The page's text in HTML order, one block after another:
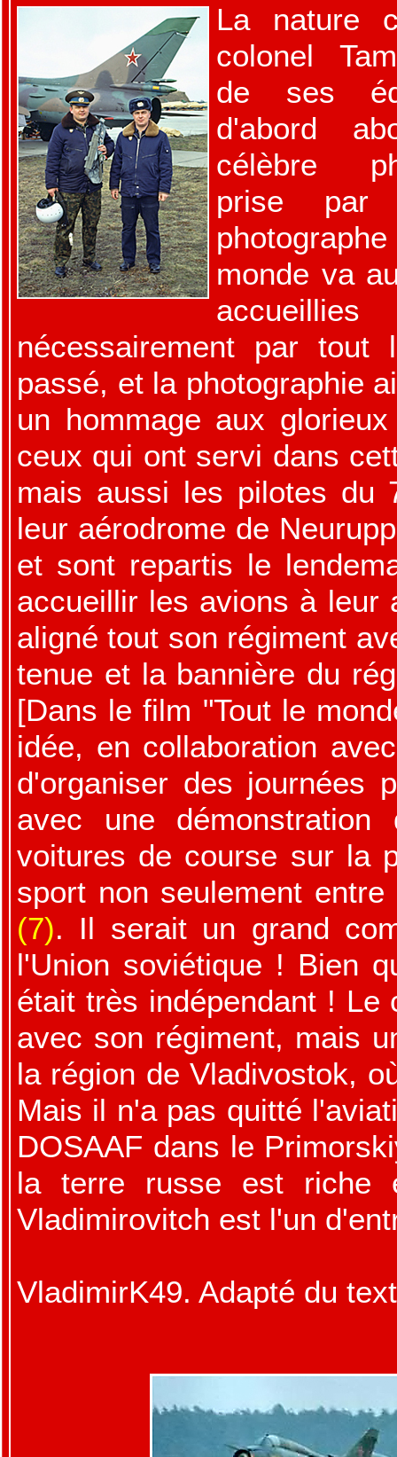
La nature
colonel
de ses
d'abord
célèbre
prise par
monde va
nécessairement par
passé, et la photographie
un hommage aux
ceux qui ont servi dans
mais aussi les pilotes du
leur aérodrome de
et sont repartis le
accueillir les avions à leur
aligné tout son régiment
tenue et la bannière du
[Dans le film "Tout le
idée, en collaboration
d'organiser des journées
avec une
voitures de course sur la
sport non seulement
(7). Il serait un grand
l'Union soviétique ! Bien
était très indépendant ! Le
avec son régiment, mais
la région de Vladivostok,
Mais il n'a pas quitté
DOSAAF dans le
la terre russe est riche
Vladimirovitch est l'un
VladimirK49. Adapté du